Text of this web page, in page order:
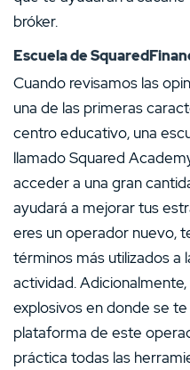
bróker.
Escuela de
Cuando revisamos las
una de las primeras
centro educativo, una
llamado Squared
acceder a una gran
ayudará a mejorar tus
eres un operador nuevo,
términos más utilizados a
actividad.
explosivos en donde se
plataforma de este
práctica todas las